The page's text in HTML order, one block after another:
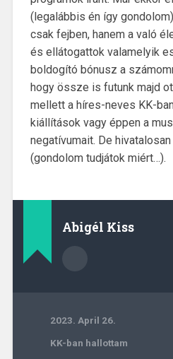
(legalábbis én így
csak fejben, hanem a való
és ellátogattok valamelyik
boldogító bónusz a
hogy össze is futunk majd
mellett a híres-neves KK-
kiállítások vagy éppen a
negatívumait. De
(gondolom tudjátok miért…).
Abigél Kiss
2023. April 26.
KK-ban hallottam